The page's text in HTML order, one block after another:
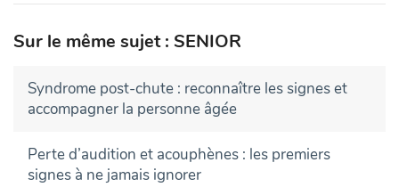
Sur le même sujet : SENIOR
Syndrome post-chute : reconnaître les signes et
accompagner la personne âgée
Perte d’audition et acouphènes : les premiers
signes à ne jamais ignorer